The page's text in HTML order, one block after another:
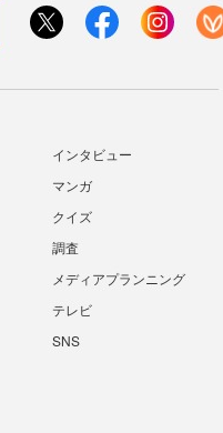
インタビュー
マンガ
クイズ
調査
メディアプランニング
テレビ
SNS